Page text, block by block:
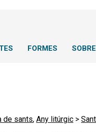
FORMES
de sants, Any litúrgic >